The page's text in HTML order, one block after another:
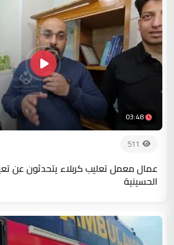
03:48
511
عمال معمل تعليب كربلاء يتحدثون عن
الحسينية